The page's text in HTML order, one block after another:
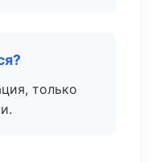
только